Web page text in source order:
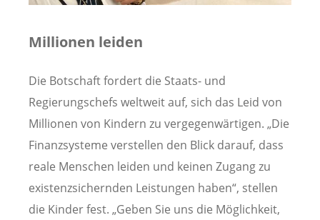
Millionen leiden
Die Botschaft fordert die Staats- und
Regierungschefs weltweit auf, sich das Leid von
Millionen von Kindern zu vergegenwärtigen. „Die
Finanzsysteme verstellen den Blick darauf, dass
reale Menschen leiden und keinen Zugang zu
existenzsichernden Leistungen haben“, stellen
die Kinder fest. „Geben Sie uns die Möglichkeit,